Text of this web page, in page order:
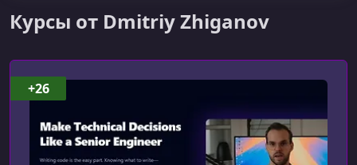
Курсы от Dmitriy Zhiganov
+26